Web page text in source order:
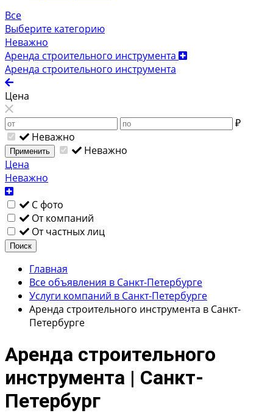
Все
Выберите категорию
Неважно
Аренда строительного инструмента
Аренда строительного инструмента
Цена
₽
Неважно
Применить
Неважно
Цена
Неважно
С фото
От компаний
От частных лиц
Поиск
Главная
Все объявления в Санкт-Петербурге
Услуги компаний в Санкт-Петербурге
Аренда строительного инструмента в Санкт-
Петербурге
Аренда строительного
инструмента | Санкт-
Петербург